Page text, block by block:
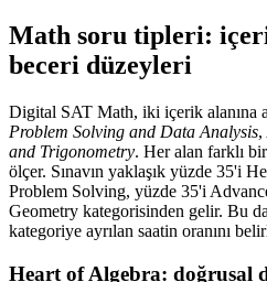
Math soru tipleri:
beceri düzeyleri
Digital SAT Math, iki içerik alanına
Problem Solving and Data Analysis,
and Trigonometry. Her alan farklı
ölçer. Sınavın yaklaşık yüzde 35'i
Problem Solving, yüzde 35'i
Geometry kategorisinden gelir. Bu
kategoriye ayrılan saatin oranını
Heart of Algebra: doğrusal